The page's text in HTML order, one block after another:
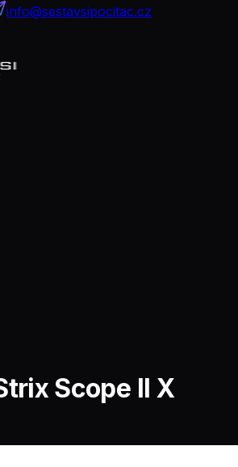
info@sestavsipocitac.cz
Scope II X